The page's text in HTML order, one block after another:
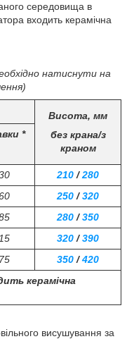
середовища в
входить керамічна
натиснути на
Висота, мм
без крана/з
краном
*
210 /280
250 /320
280 /350
320 /390
350 /420
керамічна
висушування за